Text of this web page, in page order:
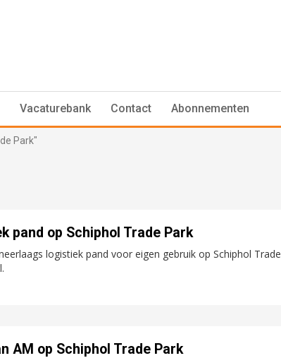
Vacaturebank Contact Abonnementen
Park"
pand op Schiphol Trade Park
logistiek pand voor eigen gebruik op Schiphol Trade
AM op Schiphol Trade Park